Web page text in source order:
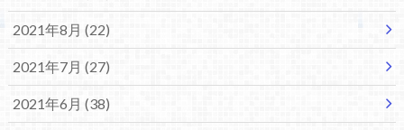
2021年8月 (22)
2021年7月 (27)
2021年6月 (38)